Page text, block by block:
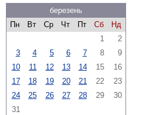
березень
Пн
Вт Ср Чт Пт Сб
Нд
1
2
3
4 5 6 7 8
9
10
11 12 13 14 15
16
17
18 19 20 21 22
23
24
25 26 27 28 29
30
31